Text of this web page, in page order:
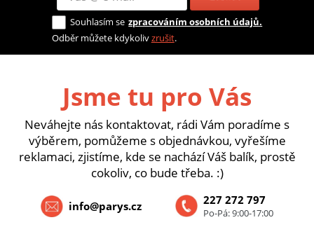
Souhlasím se zpracováním osobních údajů.
Odběr můžete kdykolivzrušit.
Jsme tu pro Vás
Neváhejte nás kontaktovat, rádi Vám poradíme s
výběrem, pomůžeme s objednávkou, vyřešíme
reklamaci, zjistíme, kde se nachází Váš balík, prostě
cokoliv, co bude třeba. :)
227 272 797
Po-Pá: 9:00-17:00
info@parys.cz